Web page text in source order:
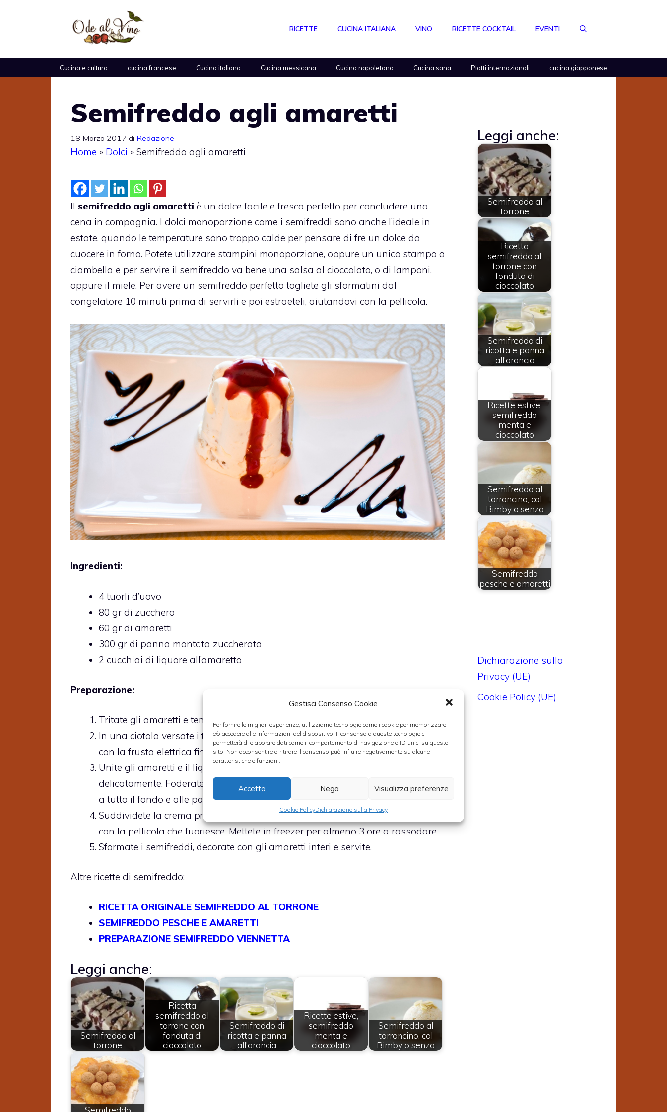
Gestisci Consenso Cookie
Per fornire le migliori esperienze, utilizziamo tecnologie come i cookie per memorizzare
e/o accedere alle informazioni del dispositivo. Il consenso a queste tecnologie ci
permetterà di elaborare dati come il comportamento di navigazione o ID unici su questo
sito. Non acconsentire o ritirare il consenso può influire negativamente su alcune
caratteristiche e funzioni.
Accetta Nega Visualizza preferenze
Cookie PolicyDichiarazione sulla Privacy
RICETTE CUCINA ITALIANA VINO RICETTE COCKTAIL EVENTI
Cucina e cultura cucina francese Cucina italiana Cucina messicana Cucina napoletana Cucina sana Piatti internazionali cucina giapponese
Semifreddo agli amaretti
18 Marzo 2017 di Redazione
Home » Dolci » Semifreddo agli amaretti
Il semifreddo agli amaretti è un dolce facile e fresco perfetto per concludere una
cena in compagnia. I dolci monoporzione come i semifreddi sono anche l’ideale in
estate, quando le temperature sono troppo calde per pensare di fre un dolce da
cuocere in forno. Potete utilizzare stampini monoporzione, oppure un unico stampo a
ciambella e per servire il semifreddo va bene una salsa al cioccolato, o di lamponi,
oppure il miele. Per avere un semifreddo perfetto togliete gli sformatini dal
congelatore 10 minuti prima di servirli e poi estraeteli, aiutandovi con la pellicola.
Ingredienti:
4 tuorli d’uovo
80 gr di zucchero
60 gr di amaretti
300 gr di panna montata zuccherata
2 cucchiai di liquore all’amaretto
Preparazione:
Tritate gli amaretti e tenetene da parte 4 interi per la decorazione.
In una ciotola versate i tuorli e aggiungete lo zucchero. Lavorate il composto
con la frusta elettrica fino ad ottenere una crema liscia e chiara.
Unite gli amaretti e il liquore. Incorporate la panna montata mescolando
delicatamente. Foderate gli stampini singoli facendo aderire bene la pellicola
a tutto il fondo e alle pareti dello stampo.
Suddividete la crema preparata negli stampini ma non fino all’orlo e richiudete
con la pellicola che fuoriesce. Mettete in freezer per almeno 3 ore a rassodare.
Sformate i semifreddi, decorate con gli amaretti interi e servite.
Altre ricette di semifreddo:
RICETTA ORIGINALE SEMIFREDDO AL TORRONE
SEMIFREDDO PESCHE E AMARETTI
PREPARAZIONE SEMIFREDDO VIENNETTA
Leggi anche:
Semifreddo al
torrone
Ricetta
semifreddo al
torrone con
fonduta di
cioccolato
Semifreddo di
ricotta e panna
all'arancia
Ricette estive,
semifreddo
menta e
cioccolato
Semifreddo al
torroncino, col
Bimby o senza
Semifreddo
Leggi anche:
Semifreddo al
torrone
Ricetta
semifreddo al
torrone con
fonduta di
cioccolato
Semifreddo di
ricotta e panna
all'arancia
Ricette estive,
semifreddo
menta e
cioccolato
Semifreddo al
torroncino, col
Bimby o senza
Semifreddo
pesche e amaretti
Dichiarazione sulla
Privacy (UE)
Cookie Policy (UE)